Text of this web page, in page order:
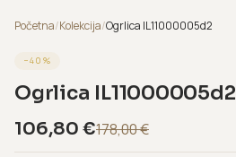
Početna/Kolekcija/Ogrlica IL11000005d2
−40 %
Ogrlica IL11000005d2
106,80 €178,00€